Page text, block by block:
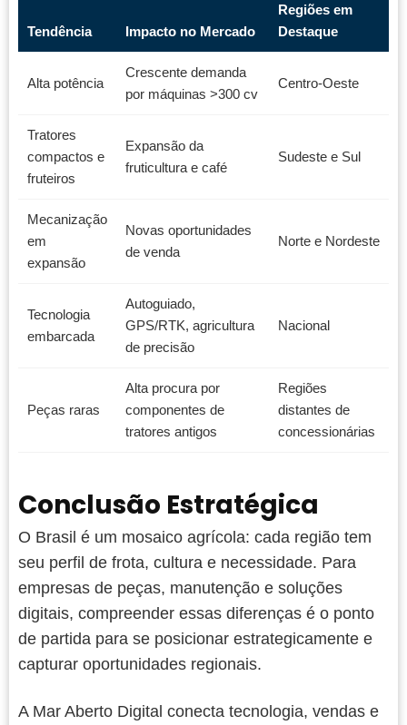
Tendência Impacto no Mercado
Regiões em
Destaque
Alta potência
Crescente demanda
por máquinas >300 cv
Centro-Oeste
Tratores
compactos e
fruteiros
Expansão da
fruticultura e café
Sudeste e Sul
Mecanização
em
expansão
Novas oportunidades
de venda
Norte e Nordeste
Tecnologia
embarcada
Autoguiado,
GPS/RTK, agricultura
de precisão
Nacional
Peças raras
Alta procura por
componentes de
tratores antigos
Regiões
distantes de
concessionárias
Conclusão Estratégica
O Brasil é um mosaico agrícola: cada região tem
seu perfil de frota, cultura e necessidade. Para
empresas de peças, manutenção e soluções
digitais, compreender essas diferenças é o ponto
de partida para se posicionar estrategicamente e
capturar oportunidades regionais.
A Mar Aberto Digital conecta tecnologia, vendas e